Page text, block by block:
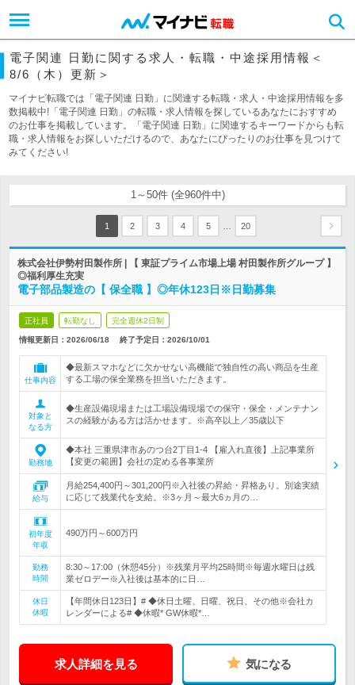
電子関連 日勤に関する求人・転職・中途採用情報＜
8/6（木）更新＞
マイナビ転職では「電子関連 日勤」に関連する転職・求人・中途採用情報を多
数掲載中!「電子関連 日勤」の転職・求人情報を探しているあなたにおすすめ
のお仕事を掲載しています。「電子関連 日勤」に関連するキーワードからも転
職・求人情報をお探しいただけるので、あなたにぴったりのお仕事を見つけて
みてください!
1～50件 (全960件中)
1 2 3 4 5 20
株式会社伊勢村田製作所 | 【 東証プライム市場上場 村田製作所グループ 】
◎福利厚生充実
電子部品製造の【 保全職 】◎年休123日※日勤募集
正社員 転勤なし 完全週休2日制
情報更新日：2026/06/18 終了予定日： 2026/10/01
仕事内容
◆最新スマホなどに欠かせない高機能で独自性の高い商品を生産
する工場の保全業務を担当いただきます。
対象と
なる方
◆生産設備現場または工場設備現場での保守・保全・メンテナン
スの経験がある方は活かせます。※高卒以上／35歳以下
勤務地
◆本社 三重県津市あのつ台2丁目1-4 【雇入れ直後】上記事業所
【変更の範囲】会社の定める各事業所
給与
月給254,400円～301,200円※入社後の昇給・昇格あり。別途実績
に応じて残業代を支給。※3ヶ月～最大6ヵ月の…
初年度
年収
490万円～600万円
勤務
時間
8:30～17:00（休憩45分）※残業月平均25時間※毎週水曜日は残
業ゼロデー※入社後は基本的に日…
休日
休暇
【年間休日123日】# ◆休日土曜、日曜、祝日、その他※会社カ
レンダーによる# ◆休暇* GW休暇*…
求人詳細を見る 気になる